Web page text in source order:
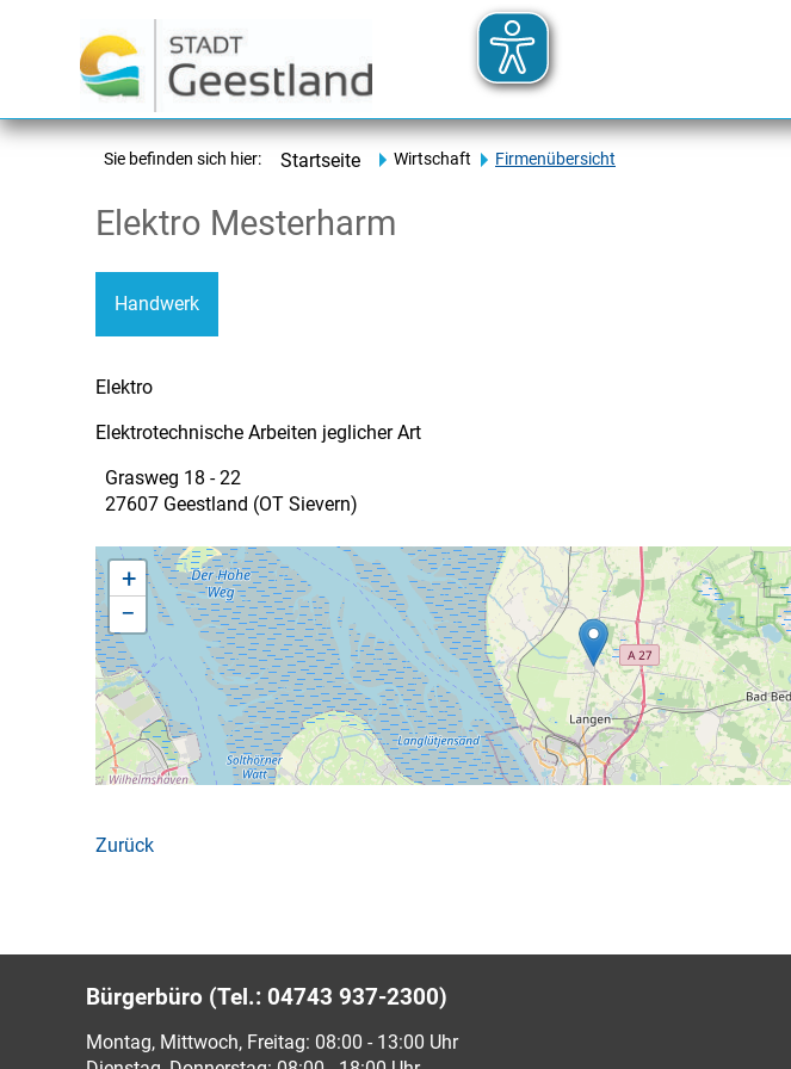
Sie befinden sich hier: Startseite Wirtschaft Firmenübersicht
Elektro Mesterharm
Handwerk
Elektro
Elektrotechnische Arbeiten jeglicher Art
Grasweg 18 - 22
27607 Geestland (OT Sievern)
+
−
Zurück
Bürgerbüro (Tel.: 04743 937-2300)
Montag, Mittwoch, Freitag: 08:00 - 13:00 Uhr